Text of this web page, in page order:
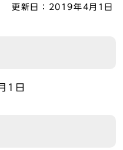
更新日：
2019年4月1日
1日